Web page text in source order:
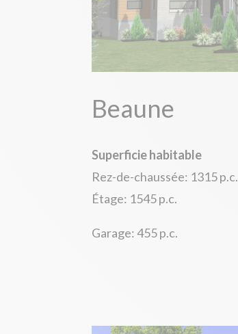
Beaune
Superficie habitable
Rez-de-chaussée: 1315 p.c.
Étage: 1545 p.c.
Garage: 455 p.c.